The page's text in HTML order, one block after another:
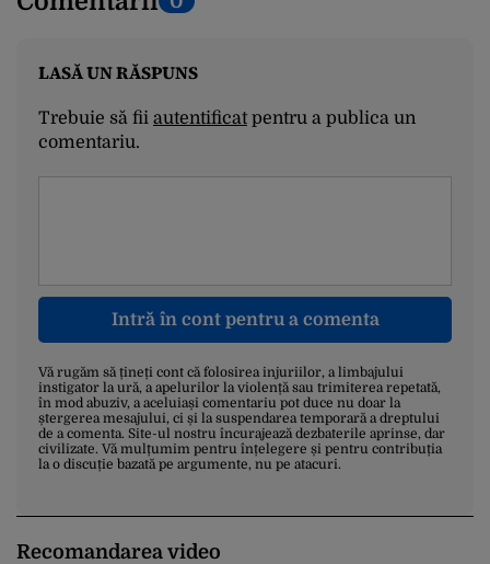
LASĂ UN RĂSPUNS
Trebuie să fii autentificatpentru a publica un
comentariu.
Intră în cont pentru a comenta
Vă rugăm să țineți cont că folosirea injuriilor, a limbajului
instigator la ură, a apelurilor la violență sau trimiterea repetată,
în mod abuziv, a aceluiași comentariu pot duce nu doar la
ștergerea mesajului, ci și la suspendarea temporară a dreptului
de a comenta. Site-ul nostru încurajează dezbaterile aprinse, dar
civilizate. Vă mulțumim pentru înțelegere și pentru contribuția
la o discuție bazată pe argumente, nu pe atacuri.
Recomandarea video